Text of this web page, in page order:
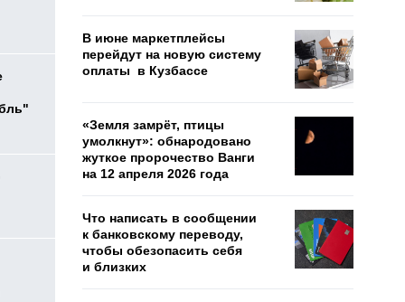
В июне маркетплейсы
перейдут на новую систему
оплаты в Кузбассе
«Земля замрёт, птицы
умолкнут»: обнародовано
жуткое пророчество Ванги
на 12 апреля 2026 года
Что написать в сообщении
к банковскому переводу,
чтобы обезопасить себя
и близких